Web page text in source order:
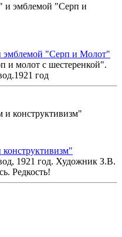
"Серп и Молот"
и молот с шестеренкой".
год
1921 год. Художник З.В.
Редкость!